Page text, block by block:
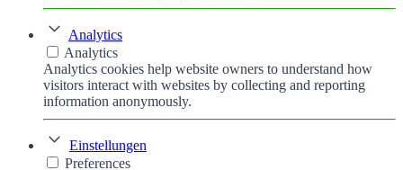
Analytics
Analytics
Analytics cookies help website owners to understand how
visitors interact with websites by collecting and reporting
information anonymously.
Einstellungen
Preferences